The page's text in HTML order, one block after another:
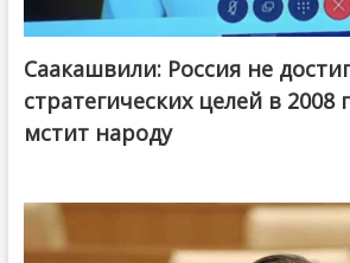
Саакашвили: Россия не
стратегических целей в 2008
мстит народу